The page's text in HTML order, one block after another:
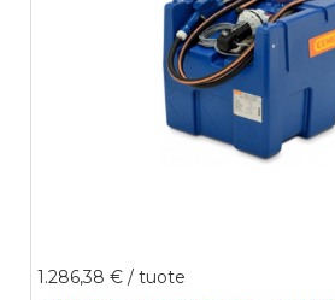
1.286,38 € / tuote